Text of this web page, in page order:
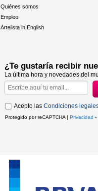
Quiénes somos
Empleo
Artelista in English
¿Te gustaría recibir
La última hora y novedades del
Acepto las Condiciones
Protegido por reCAPTCHA | Privacidad -